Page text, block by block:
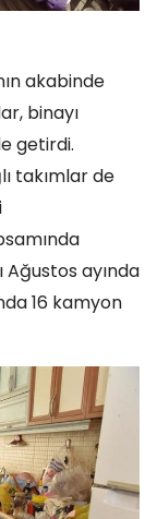
akabinde
binayı
getirdi.
takımlar de
Ağustos ayında
16 kamyon